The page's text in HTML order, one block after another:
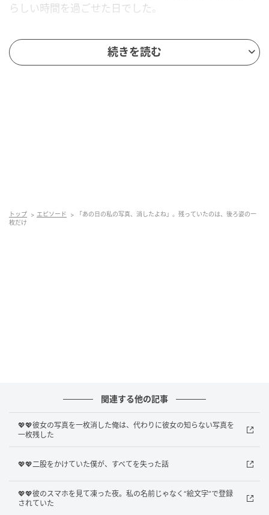
らしい時間を過ごせた日でした。
彼はその日、何枚か写真を撮ってくれました。カフェ
の前で笑っている私、坂道を歩く私、振り返った私。
その中に、私の顔がはっきり写った写真が1枚ありまし
後ろ姿だけが残っていた理由
た」と言われたらと思うと、その話題を出せませんで
した。
彼は普段通りに連絡をくれました。けれど、私の中で
は写真のことが残り続けました。好きな人に撮っても
らった写真なのに、見返すたびに自分だけ外されたよ
うな気持ちになっていました。
続きを読む
トップ エピソード
「あの日の私の写真、消したよね」。残っていたのは、後ろ姿の一
枚だけ
関連する他の記事
💖💖彼女の写真を一枚消した俺は、代わりに彼女の知らない写真を
一枚残した
💖💖二股をかけていた僕が、すべてを失った話
💖💖彼のスマホを見て凍った夜。私の名前じゃなく“絵文字”で登録
されていた